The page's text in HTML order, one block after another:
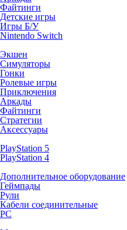
Файтинги
Детские игры
Игры Б/У
Nintendo Switch
Экшен
Симуляторы
Гонки
Ролевые игры
Приключения
Аркады
Файтинги
Стратегии
Аксессуары
PlayStation 5
PlayStation 4
Дополнительное оборудование
Геймпады
Рули
Кабели соединительные
PC